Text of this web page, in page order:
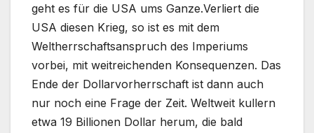
geht es für die USA ums Ganze.Verliert die
USA diesen Krieg, so ist es mit dem
Weltherrschaftsanspruch des Imperiums
vorbei, mit weitreichenden Konsequenzen. Das
Ende der Dollarvorherrschaft ist dann auch
nur noch eine Frage der Zeit. Weltweit kullern
etwa 19 Billionen Dollar herum, die bald